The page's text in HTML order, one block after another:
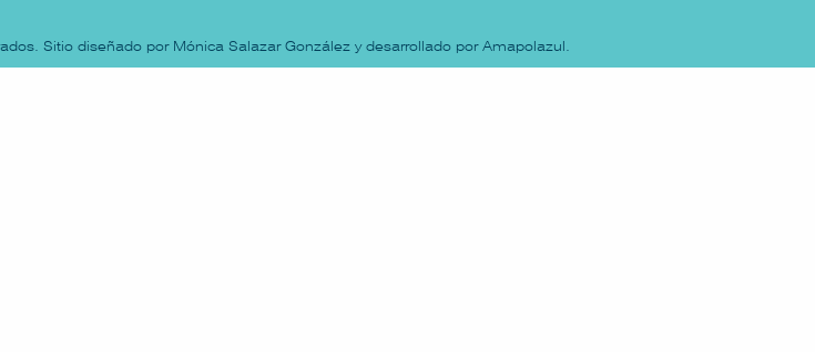
Sitio diseñado por Mónica Salazar González y desarrollado por Amapolazul .